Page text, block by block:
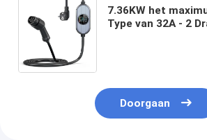
7.36KW het
Type van 32A - 2
Doorgaan